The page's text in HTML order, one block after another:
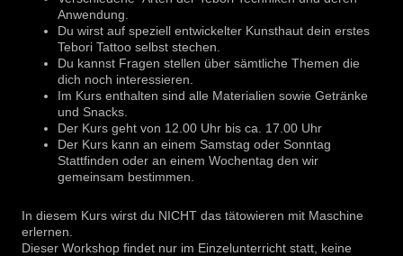
Anwendung.
Du wirst auf speziell entwickelter Kunsthaut dein erstes
Tebori Tattoo selbst stechen.
Du kannst Fragen stellen über sämtliche Themen die
dich noch interessieren.
Im Kurs enthalten sind alle Materialien sowie Getränke
und Snacks.
Der Kurs geht von 12.00 Uhr bis ca. 17.00 Uhr
Der Kurs kann an einem Samstag oder Sonntag
Stattfinden oder an einem Wochentag den wir
gemeinsam bestimmen.
In diesem Kurs wirst du NICHT das tätowieren mit Maschine
erlernen.
Dieser Workshop findet nur im Einzelunterricht statt, keine